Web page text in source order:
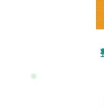
い、普通のボディ
体）コースでいい
りましょう！！注
もらいましょう。
ださい(^^)けっして
内容全て手技によ